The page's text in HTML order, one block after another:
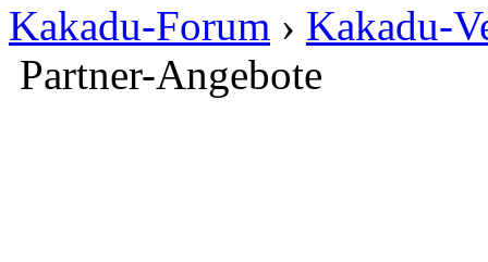
Kakadu-Forum › Kakadu-
Partner-Angebote